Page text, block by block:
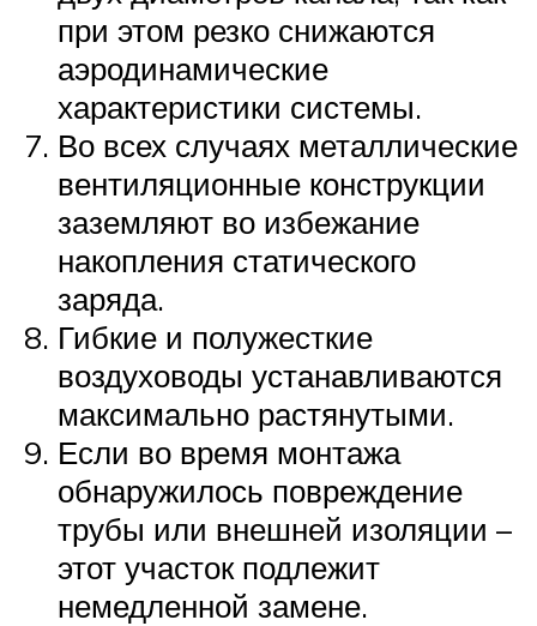
при этом резко снижаются
аэродинамические
характеристики системы.
Во всех случаях металлические
вентиляционные конструкции
заземляют во избежание
накопления статического
заряда.
Гибкие и полужесткие
воздуховоды устанавливаются
максимально растянутыми.
Если во время монтажа
обнаружилось повреждение
трубы или внешней изоляции –
этот участок подлежит
немедленной замене.